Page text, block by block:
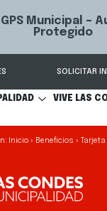
GPS Municipal –
Protegido
SOLICITAR
VIVE LAS
Inicio » Beneficios »